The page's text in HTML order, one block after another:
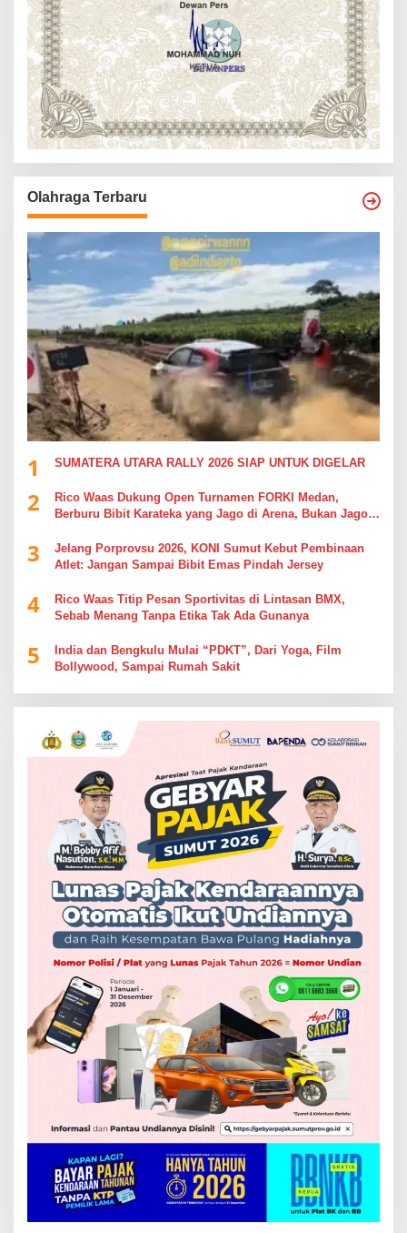
Olahraga Terbaru
1 SUMATERA UTARA RALLY 2026 SIAP UNTUK DIGELAR
2
Rico Waas Dukung Open Turnamen FORKI Medan,
Berburu Bibit Karateka yang Jago di Arena, Bukan Jago
3
Jelang Porprovsu 2026, KONI Sumut Kebut Pembinaan
Atlet: Jangan Sampai Bibit Emas Pindah Jersey
4
Rico Waas Titip Pesan Sportivitas di Lintasan BMX,
Sebab Menang Tanpa Etika Tak Ada Gunanya
5
India dan Bengkulu Mulai “PDKT”, Dari Yoga, Film
Bollywood, Sampai Rumah Sakit